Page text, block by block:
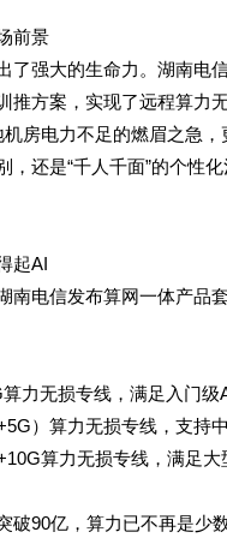
前景
了强大的生命力。湖南电
推方案，实现了远程算力
房电力不足的燃眉之急
，还是“千人千面”的个性
起AI
南电信发布算网一体产品
算力无损专线，满足入门级
）算力无损专线，支持
算力无损专线，满足
破90亿，算力已不再是少